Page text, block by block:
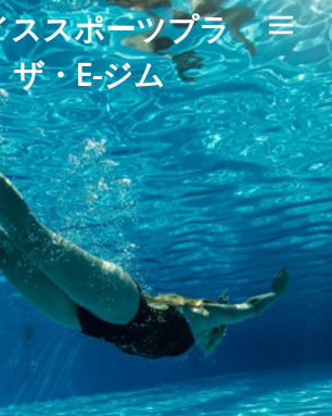
ススポーツプラ
ザ・E-ジム